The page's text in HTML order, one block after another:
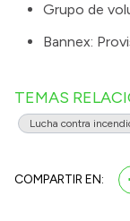
Grupo de
Bannex:
TEMAS
Lucha contra
COMPARTIR EN: